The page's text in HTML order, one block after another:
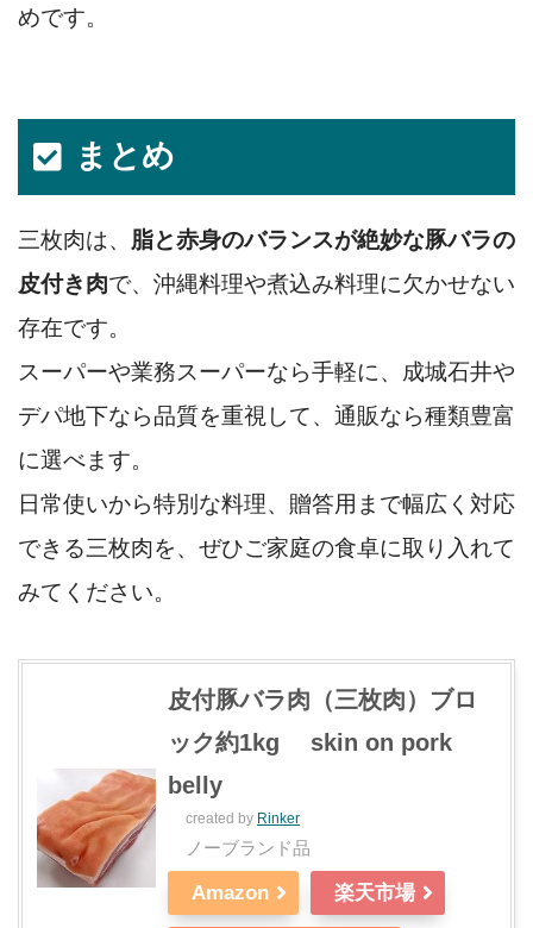
めです。
まとめ
三枚肉は、 脂と赤身のバランスが絶妙な豚バラの
皮付き肉で、沖縄料理や煮込み料理に欠かせない
存在です。
スーパーや業務スーパーなら手軽に、成城石井や
デパ地下なら品質を重視して、通販なら種類豊富
に選べます。
日常使いから特別な料理、贈答用まで幅広く対応
できる三枚肉を、ぜひご家庭の食卓に取り入れて
みてください。
皮付豚バラ肉（三枚肉）ブロ
ック約1kg skin on pork
belly
created by Rinker
ノーブランド品
Amazon 楽天市場